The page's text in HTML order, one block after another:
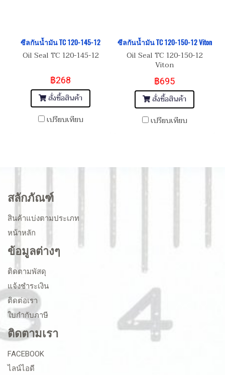
ซีลกันน้ำมัน TC 120-145-12
Oil Seal TC 120-145-12
฿268
สั่งซื้อสินค้า
เปรียบเทียบ
ซีลกันน้ำมัน TC 120-150-12 Viton
Oil Seal TC 120-150-12
Viton
฿695
สั่งซื้อสินค้า
เปรียบเทียบ
สลักภัณฑ์
สินค้าแบ่งตามประเภท
หน้าหลัก
ข้อมูลต่างๆ
ติดตามพัสดุ
แจ้งชำระเงิน
ติดต่อเรา
ใบกำกับภาษี
ติดตามเรา
FACEBOOK
ไลน์ไอดี